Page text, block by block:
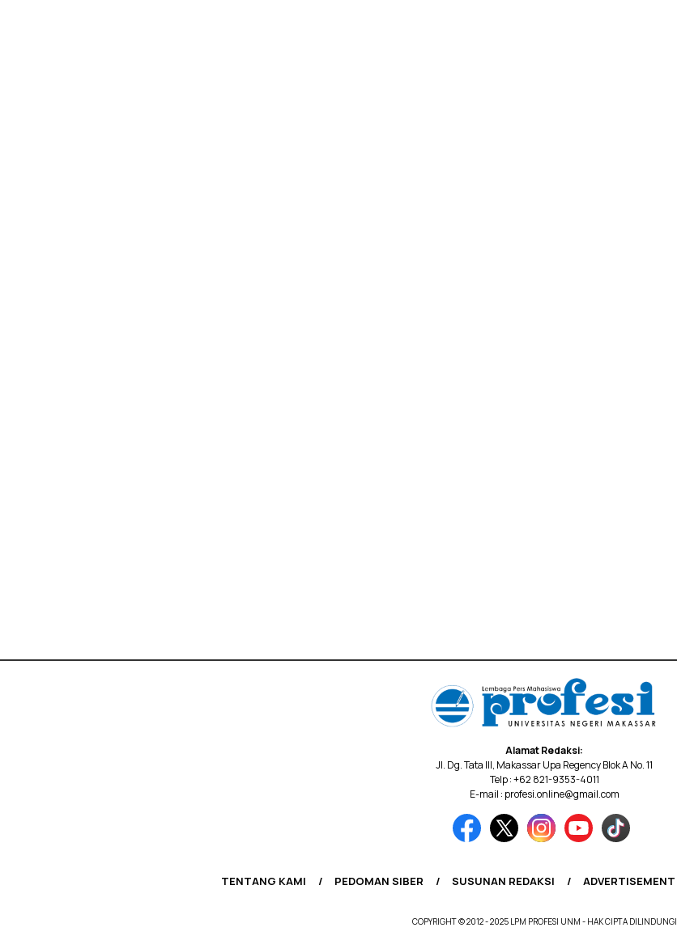
Alamat Redaksi:
Jl. Dg. Tata III, Makassar Upa Regency Blok A No. 11
Telp : +62 821-9353-4011
E-mail : profesi.online@gmail.com
TENTANG KAMI PEDOMAN SIBER SUSUNAN REDAKSI ADVERTISEMENT
COPYRIGHT © 2012 - 2025 LPM PROFESI UNM - HAK CIPTA DILINDUNGI